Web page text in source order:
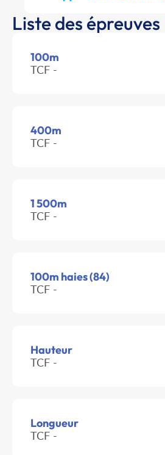
Liste des épreuves
100m
TCF -
400m
TCF -
1 500m
TCF -
100m haies (84)
TCF -
Hauteur
TCF -
Longueur
TCF -